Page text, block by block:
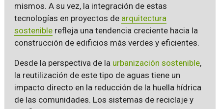
mismos. A su vez, la integración de estas
tecnologías en proyectos de arquitectura
sosteniblerefleja una tendencia creciente hacia la
construcción de edificios más verdes y eficientes.
Desde la perspectiva de la urbanización sostenible,
la reutilización de este tipo de aguas tiene un
impacto directo en la reducción de la huella hídrica
de las comunidades. Los sistemas de reciclaje y